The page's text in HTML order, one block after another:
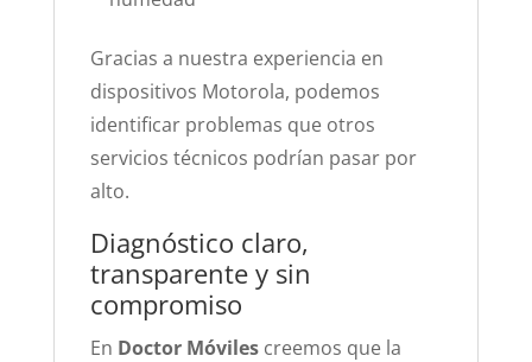
Gracias a nuestra experiencia en
dispositivos Motorola, podemos
identificar problemas que otros
servicios técnicos podrían pasar por
alto.
Diagnóstico claro,
transparente y sin
compromiso
En Doctor Móvilescreemos que la